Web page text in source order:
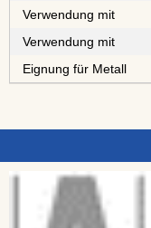
Verwendung mit
Verwendung mit
Eignung für Metall